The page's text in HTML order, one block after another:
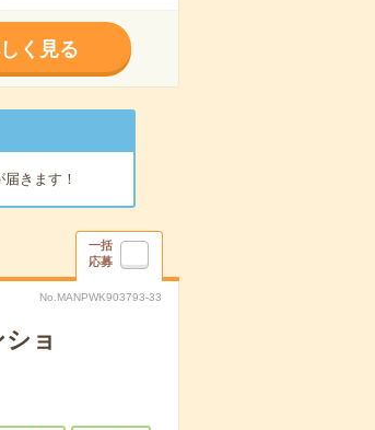
く見る
届きます！
一括
応募
No.MANPWK903793-33
ョ